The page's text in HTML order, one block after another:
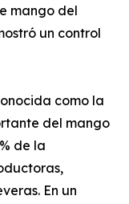
mango del
un control
como la
del mango
de la
En un